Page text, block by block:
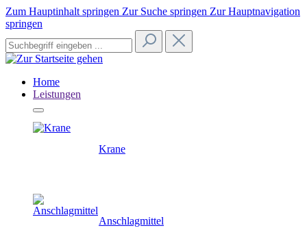
Zum Hauptinhalt springen Zur Suche springen Zur Hauptnavigation
springen
Home
Leistungen
Krane
Anschlagmittel